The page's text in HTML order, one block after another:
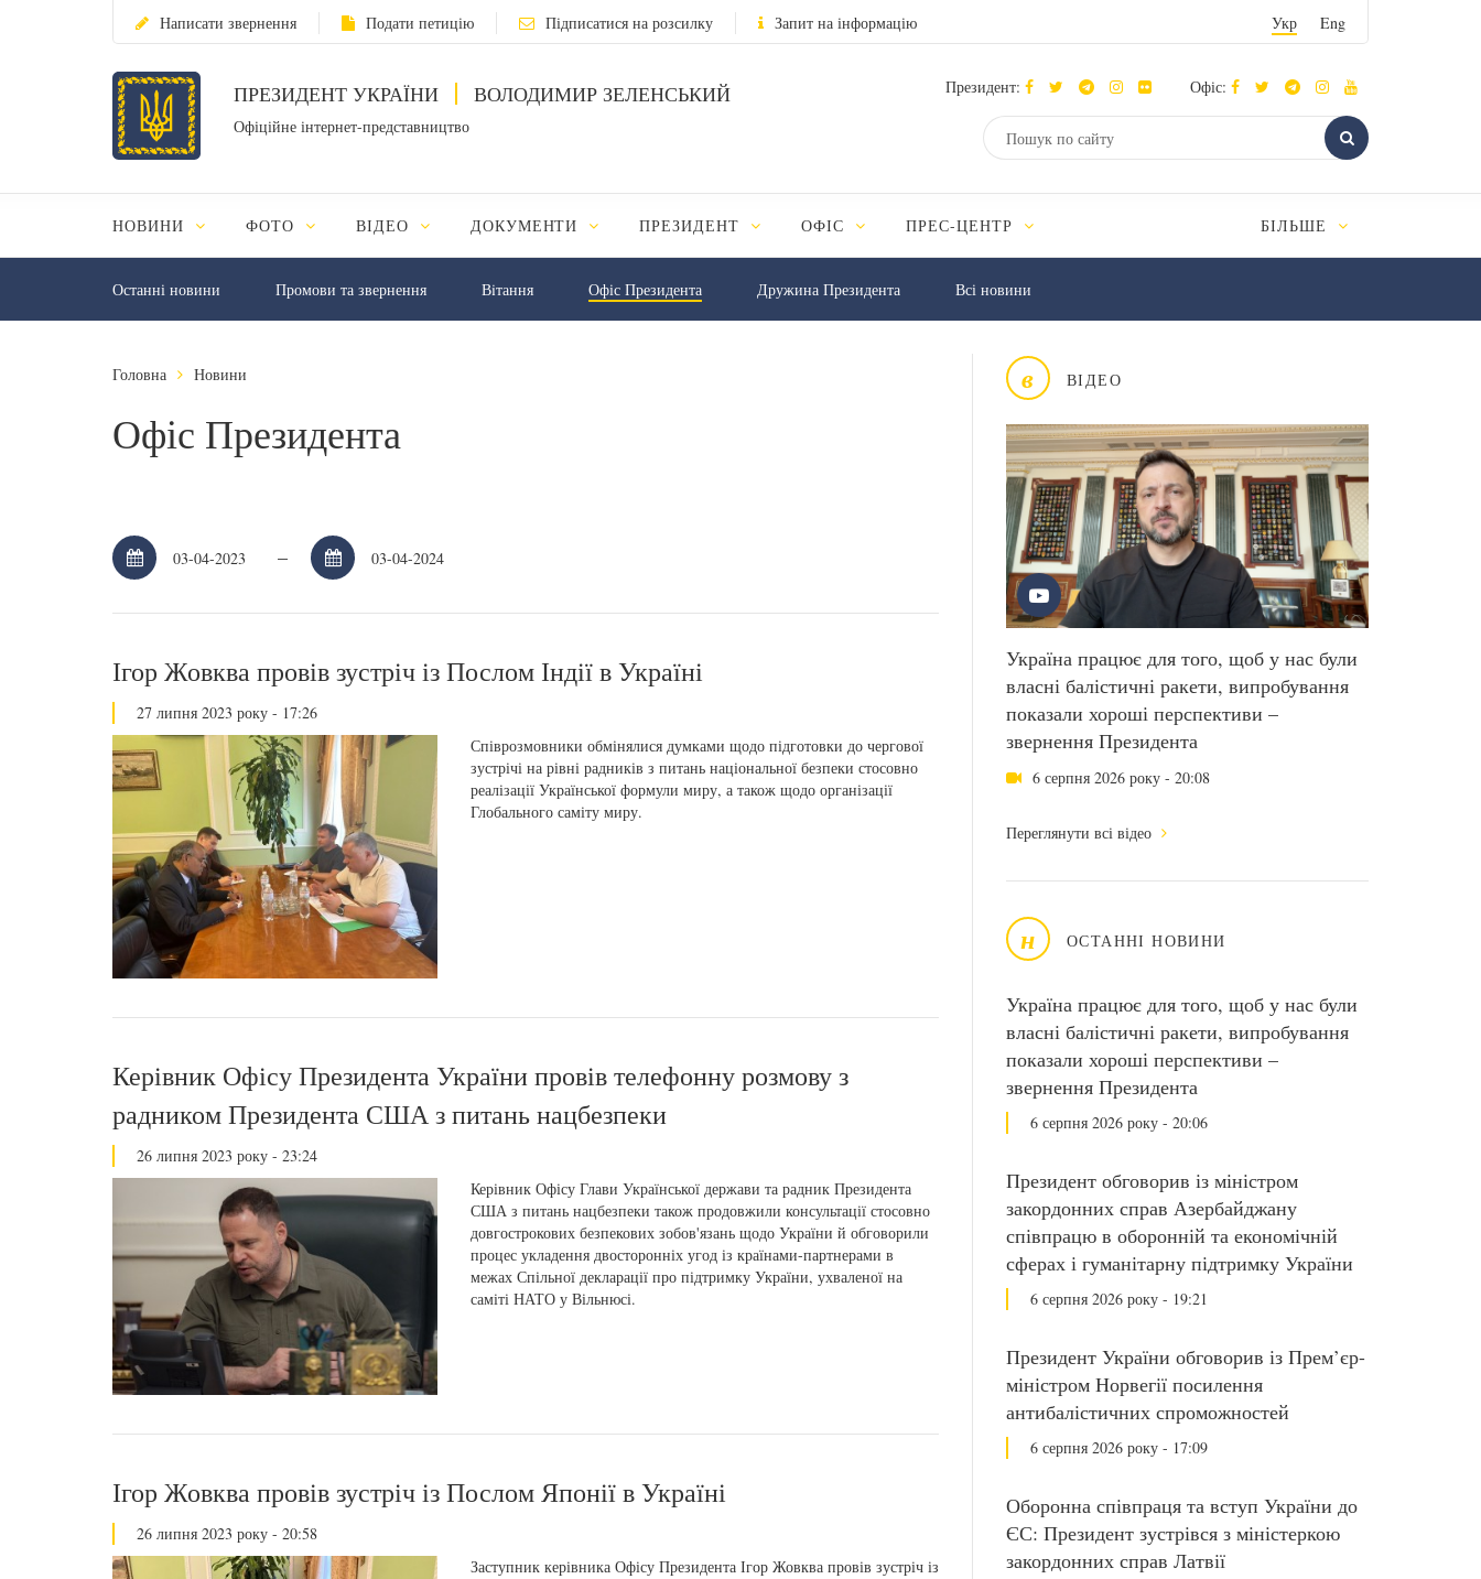
Написати звернення Подати петицію Підписатися на розсилку Запит на інформацію Укр Eng
ПРЕЗИДЕНТ УКРАЇНИ ВОЛОДИМИР ЗЕЛЕНСЬКИЙ
Офіційне інтернет-представництво
Президент: Офіс:
НОВИНИ ФОТО ВІДЕО ДОКУМЕНТИ ПРЕЗИДЕНТ ОФІС ПРЕС-ЦЕНТР БІЛЬШЕ
Останні новини Промови та звернення Вiтання Офіс Президента Дружина Президента Всі новини
в ВІДЕО
Україна працює для того, щоб у нас були
власні балістичні ракети, випробування
показали хороші перспективи –
звернення Президента
6 серпня 2026 року - 20:08
Переглянути всі відео
н ОСТАННІ НОВИНИ
Україна працює для того, щоб у нас були
власні балістичні ракети, випробування
показали хороші перспективи –
звернення Президента
6 серпня 2026 року - 20:06
Президент обговорив із міністром
закордонних справ Азербайджану
співпрацю в оборонній та економічній
сферах і гуманітарну підтримку України
6 серпня 2026 року - 19:21
Президент України обговорив із Прем’єр-
міністром Норвегії посилення
антибалістичних спроможностей
6 серпня 2026 року - 17:09
Оборонна співпраця та вступ України до
ЄС: Президент зустрівся з міністеркою
закордонних справ Латвії
Головна Новини
Офіс Президента
–
Ігор Жовква провів зустріч із Послом Індії в Україні
27 липня 2023 року - 17:26
Співрозмовники обмінялися думками щодо підготовки до чергової
зустрічі на рівні радників з питань національної безпеки стосовно
реалізації Української формули миру, а також щодо організації
Глобального саміту миру.
Керівник Офісу Президента України провів телефонну розмову з
радником Президента США з питань нацбезпеки
26 липня 2023 року - 23:24
Керівник Офісу Глави Української держави та радник Президента
США з питань нацбезпеки також продовжили консультації стосовно
довгострокових безпекових зобов'язань щодо України й обговорили
процес укладення двосторонніх угод із країнами-партнерами в
межах Спільної декларації про підтримку України, ухваленої на
саміті НАТО у Вільнюсі.
Ігор Жовква провів зустріч із Послом Японії в Україні
26 липня 2023 року - 20:58
Заступник керівника Офісу Президента Ігор Жовква провів зустріч із